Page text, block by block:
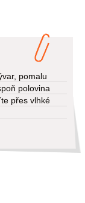
pomalu
polovina
přes vlhké